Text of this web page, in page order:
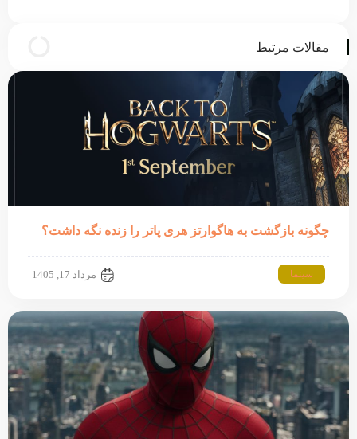
مقالات مرتبط
چگونه بازگشت به هاگوارتز هری پاتر را زنده نگه داشت؟
سینما مرداد 17, 1405